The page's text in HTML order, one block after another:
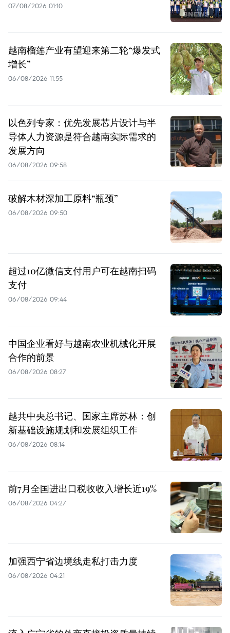
07/08/2026 01:10
越南榴莲产业有望迎来第二轮“爆发式
增长”
06/08/2026 11:55
以色列专家：优先发展芯片设计与半
导体人力资源是符合越南实际需求的
发展方向
06/08/2026 09:58
破解木材深加工原料“瓶颈”
06/08/2026 09:50
超过10亿微信支付用户可在越南扫码
支付
06/08/2026 09:44
中国企业看好与越南农业机械化开展
合作的前景
06/08/2026 08:27
越共中央总书记、国家主席苏林：创
新基础设施规划和发展组织工作
06/08/2026 08:14
前7月全国进出口税收收入增长近19%
06/08/2026 04:27
加强西宁省边境线走私打击力度
06/08/2026 04:21